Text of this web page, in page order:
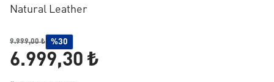
Natural Leather
9.999,00 ₺ %30
6.999,30 ₺